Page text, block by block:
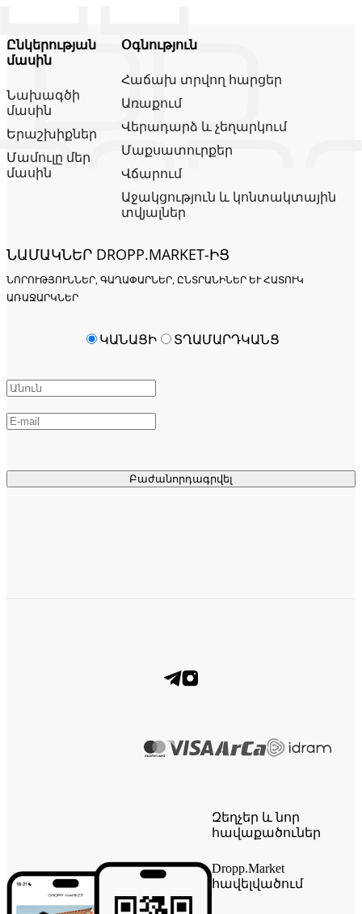
Ընկերության
մասին
Նախագծի
մասին
Երաշխիքներ
Մամուլը մեր
մասին
Օգնություն
Հաճախ տրվող հարցեր
Առաքում
Վերադարձ և չեղարկում
Մաքսատուրքեր
Վճարում
Աջակցություն և կոնտակտային
տվյալներ
ՆԱՄԱԿՆԵՐ DROPP.MARKET-ԻՑ
ՆՈՐՈՒԹՅՈՒՆՆԵՐ, ԳԱՂԱՓԱՐՆԵՐ, ԸՆՏՐԱՆԻՆԵՐ ԵՒ ՀԱՏՈՒԿ Ա
ՌԱՋԱՐԿՆԵՐ
Բաժանորդագրվել
ԿԱՆԱՑԻ ՏՂԱՄԱՐԴԿԱՆՑ
Զեղչեր և նոր
հավաքածուներ
Dropp.Market
հավելվածում